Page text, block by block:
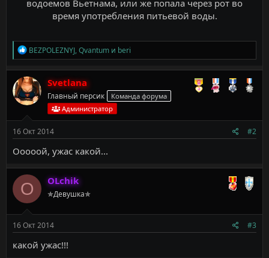
водоемов Вьетнама, или же попала через рот во
время употребления питьевой воды.
Р
е
а
к
ц
и
и
BEZPOLEZNYJ,Qvantum и beri
Svetlana
Главный персик
Команда форума
Администратор
16 Окт 2014 #2
Ооооой, ужас какой...
O OLchik
✯Девушка✯
16 Окт 2014 #3
какой ужас!!!